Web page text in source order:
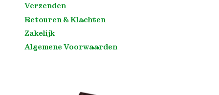
Verzenden
Retouren & Klachten
Zakelijk
Algemene Voorwaarden